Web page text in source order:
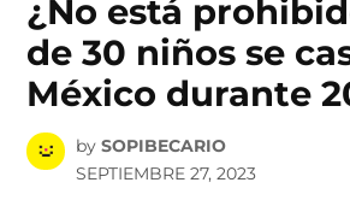
¿No está
de 30 niños se
México durante
by SOPIBECARIO
SEPTIEMBRE 27, 2023